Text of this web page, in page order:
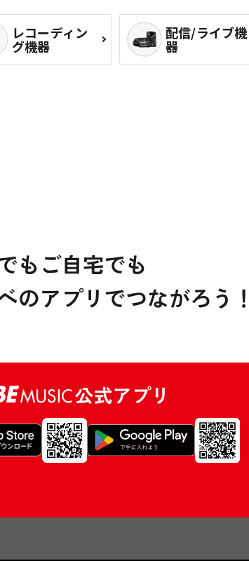
レコーディン
グ機器
配信/ライブ機
器